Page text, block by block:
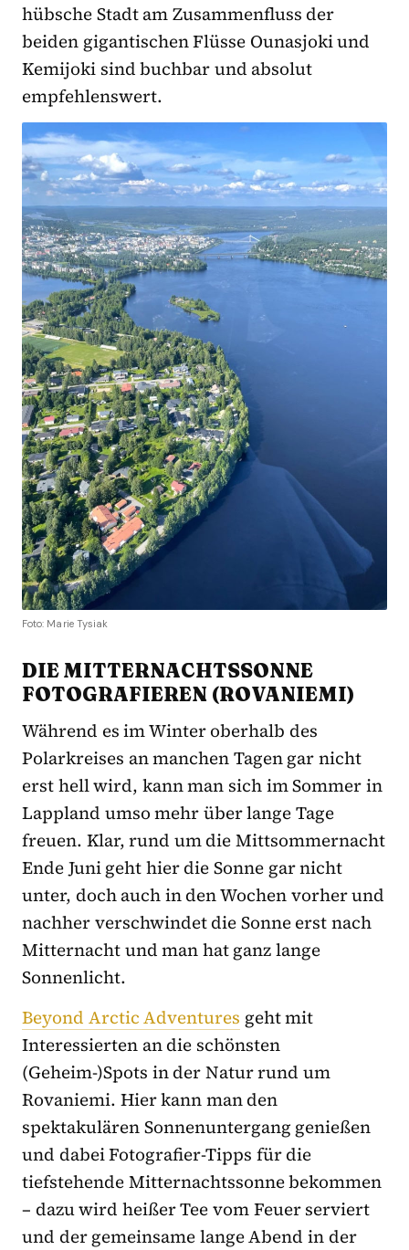
hübsche Stadt am Zusammenfluss der
beiden gigantischen Flüsse Ounasjoki und
Kemijoki sind buchbar und absolut
empfehlenswert.
Foto: Marie Tysiak
DIE MITTERNACHTSSONNE
FOTOGRAFIEREN (ROVANIEMI)
Während es im Winter oberhalb des
Polarkreises an manchen Tagen gar nicht
erst hell wird, kann man sich im Sommer in
Lappland umso mehr über lange Tage
freuen. Klar, rund um die Mittsommernacht
Ende Juni geht hier die Sonne gar nicht
unter, doch auch in den Wochen vorher und
nachher verschwindet die Sonne erst nach
Mitternacht und man hat ganz lange
Sonnenlicht.
Beyond Arctic Adventures geht mit
Interessierten an die schönsten
(Geheim-)Spots in der Natur rund um
Rovaniemi. Hier kann man den
spektakulären Sonnenuntergang genießen
und dabei Fotografier-Tipps für die
tiefstehende Mitternachtssonne bekommen
– dazu wird heißer Tee vom Feuer serviert
und der gemeinsame lange Abend in der